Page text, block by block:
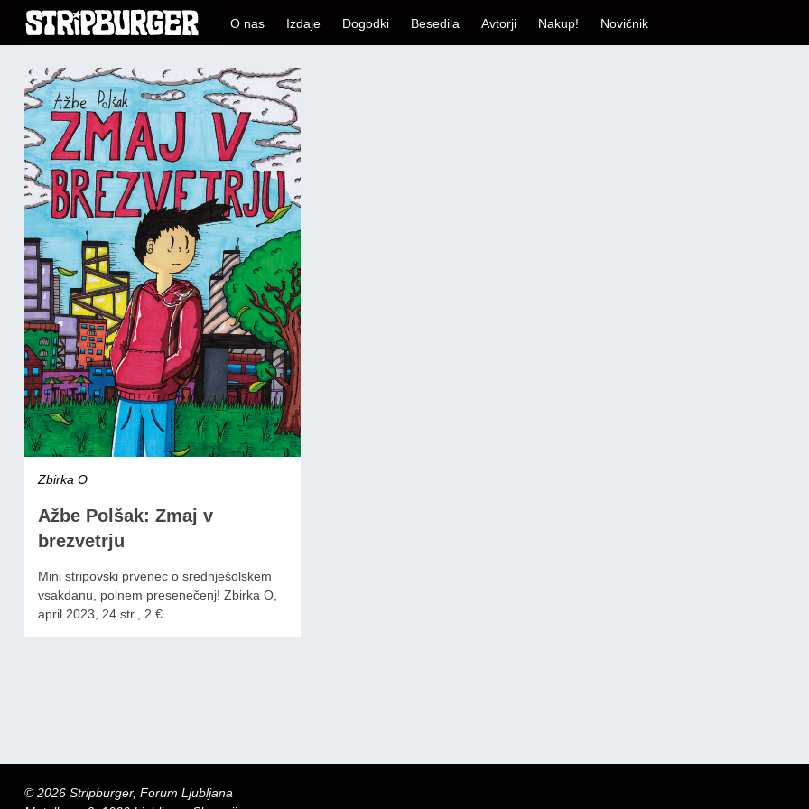
O nas Izdaje Dogodki Besedila Avtorji Nakup! Novičnik
Zbirka O
Ažbe Polšak: Zmaj v
brezvetrju
Mini stripovski prvenec o srednješolskem
vsakdanu, polnem presenečenj! Zbirka O,
april 2023, 24 str., 2 €.
© 2026 Stripburger, Forum Ljubljana